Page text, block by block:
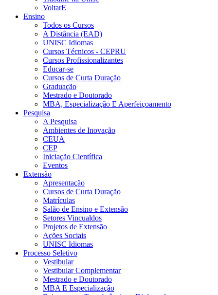
VoltarE
Ensino
Todos os Cursos
A Distância (EAD)
UNISC Idiomas
Cursos Técnicos - CEPRU
Cursos Profissionalizantes
Educar-se
Cursos de Curta Duração
Graduação
Mestrado e Doutorado
MBA, Especialização E Aperfeiçoamento
Pesquisa
A Pesquisa
Ambientes de Inovação
CEUA
CEP
Iniciação Científica
Eventos
Extensão
Apresentação
Cursos de Curta Duração
Matrículas
Salão de Ensino e Extensão
Setores Vincualdos
Projetos de Extensão
Ações Sociais
UNISC Idiomas
Processo Seletivo
Vestibular
Vestibular Complementar
Mestrado e Doutorado
MBA E Especialização